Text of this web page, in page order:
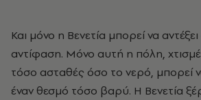
Και μόνο η Βενετία μπορεί να
αντίφαση. Μόνο αυτή η πόλη,
τόσο ασταθές όσο το νερό, μπορεί
έναν θεσμό τόσο βαρύ. Η Βενετία